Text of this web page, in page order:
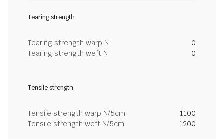
Tearing strength
Tearing strength warp N
0
Tearing strength weft N
0
Tensile strength
Tensile strength warp N/5cm
1100
Tensile strength weft N/5cm
1200